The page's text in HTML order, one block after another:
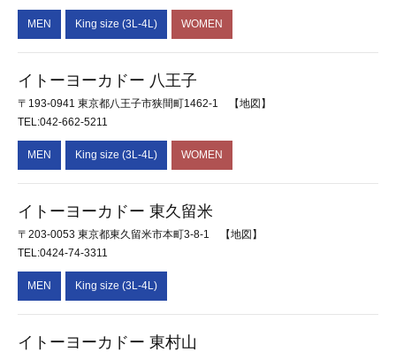
MEN King size (3L-4L) WOMEN
イトーヨーカドー 八王子
〒193-0941 東京都八王子市狭間町1462-1
【地図】
TEL:042-662-5211
MEN King size (3L-4L) WOMEN
イトーヨーカドー 東久留米
〒203-0053 東京都東久留米市本町3-8-1
【地図】
TEL:0424-74-3311
MEN King size (3L-4L)
イトーヨーカドー 東村山